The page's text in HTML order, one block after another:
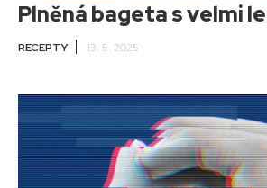
Plněná bageta s velmi
RECEPTY 13. 5. 2025